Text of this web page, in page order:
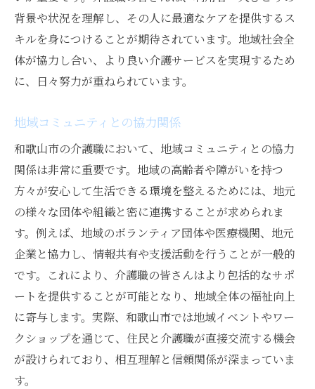
背景や状況を理解し、その人に最適なケアを提供するス
キルを身につけることが期待されています。地域社会全
体が協力し合い、より良い介護サービスを実現するため
に、日々努力が重ねられています。
地域コミュニティとの協力関係
和歌山市の介護職において、地域コミュニティとの協力
関係は非常に重要です。地域の高齢者や障がいを持つ
方々が安心して生活できる環境を整えるためには、地元
の様々な団体や組織と密に連携することが求められま
す。例えば、地域のボランティア団体や医療機関、地元
企業と協力し、情報共有や支援活動を行うことが一般的
です。これにより、介護職の皆さんはより包括的なサポ
ートを提供することが可能となり、地域全体の福祉向上
に寄与します。実際、和歌山市では地域イベントやワー
クショップを通じて、住民と介護職が直接交流する機会
が設けられており、相互理解と信頼関係が深まっていま
す。